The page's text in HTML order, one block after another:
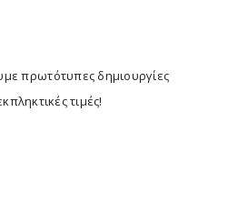
πρωτότυπες δημιουργίες
τιμές!